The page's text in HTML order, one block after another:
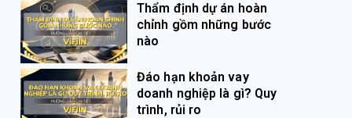
Thẩm định dự án hoàn
chỉnh gồm những bước
nào
Đáo hạn khoản vay
doanh nghiệp là gì? Quy
trình, rủi ro